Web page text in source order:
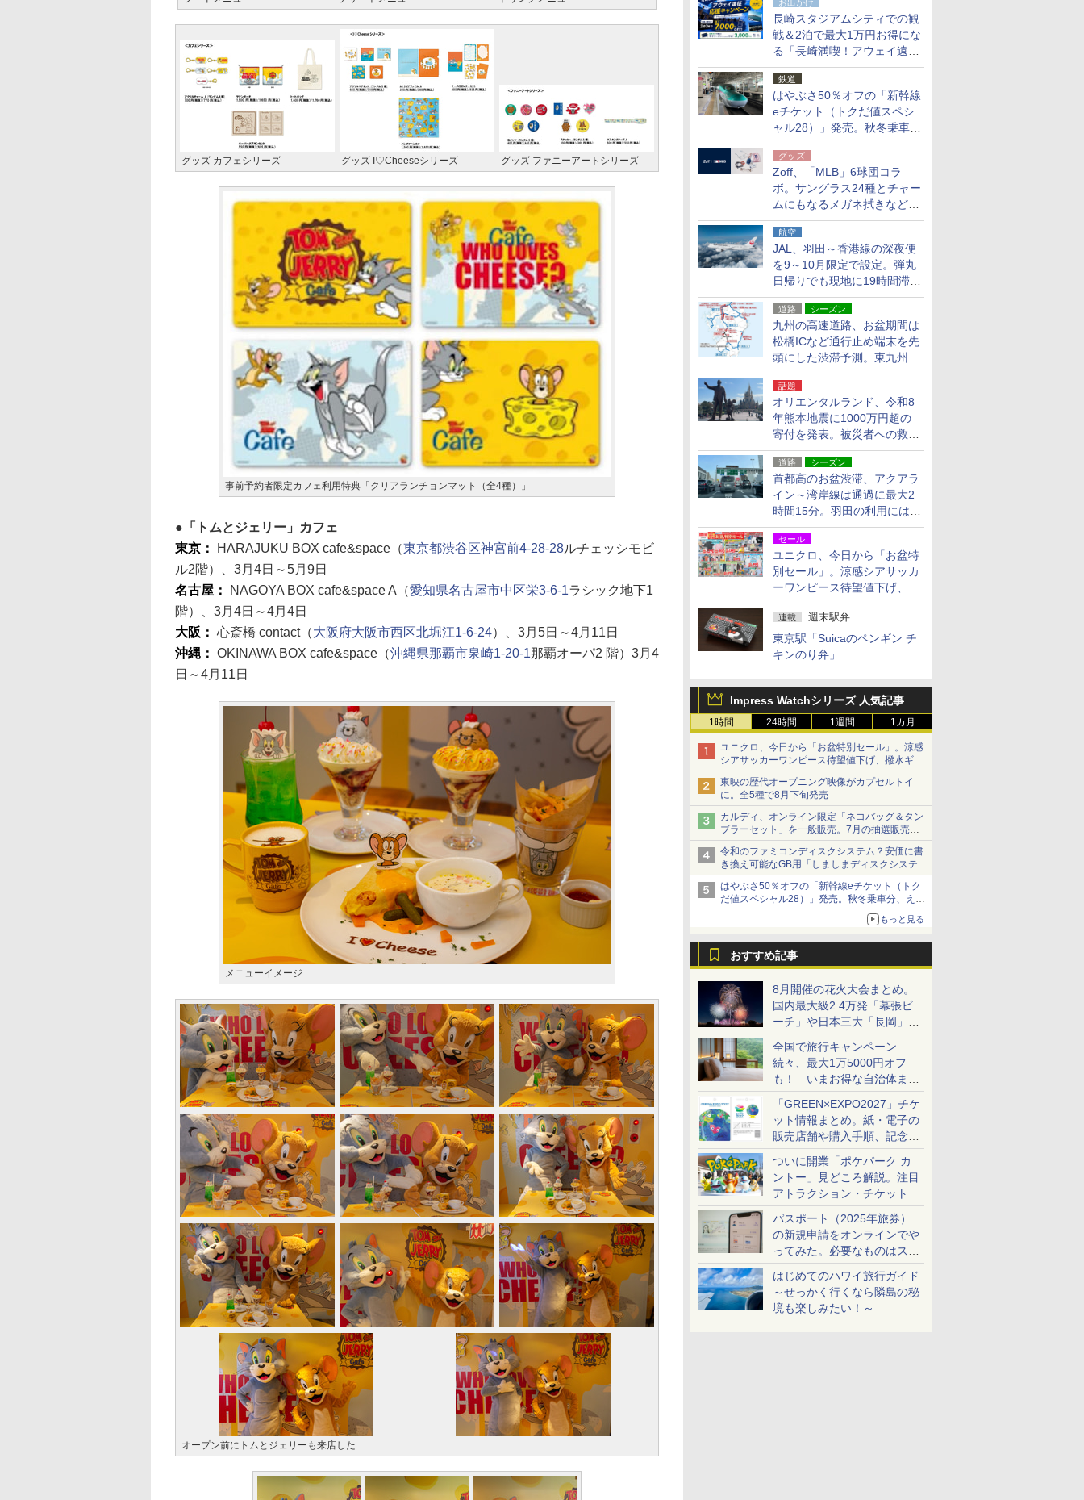
お出かけ
長崎スタジアムシティでの観
戦＆2泊で最大1万円お得にな
る「長崎満喫！アウェイ遠征
応援キャンペーン」
鉄道
はやぶさ50％オフの「新幹線
eチケット（トクだ値スペシ
ャル28）」発売。秋冬乗車
分、えきねっと限定
グッズ
Zoff、「MLB」6球団コラ
ボ。サングラス24種とチャー
ムにもなるメガネ拭きなど雑
貨24種
航空
JAL、羽田～香港線の深夜便
を9～10月限定で設定。弾丸
日帰りでも現地に19時間滞在
できる
道路 シーズン
九州の高速道路、お盆期間は
松橋ICなど通行止め端末を先
頭にした渋滞予測。東九州道
への迂回は料金調整を実施
話題
オリエンタルランド、令和8
年熊本地震に1000万円超の
寄付を発表。被災者への救援
活動・復旧支援
道路 シーズン
首都高のお盆渋滞、アクアラ
イン～湾岸線は通過に最大2
時間15分。羽田の利用には
「空港西出口」の利用検討を
セール
ユニクロ、今日から「お盆特
別セール」。涼感シアサッカ
ーワンピース待望値下げ、撥
水ギアショーツは1990円に
連載 週末駅弁
東京駅「Suicaのペンギン チ
キンのり弁」
Impress Watchシリーズ 人気記事
1時間 24時間 1週間 1カ月
ユニクロ、今日から「お盆特別セール」。涼感
シアサッカーワンピース待望値下げ、撥水ギア
ショーツは1990円に
東映の歴代オープニング映像がカプセルトイ
に。全5種で8月下旬発売
カルディ、オンライン限定「ネコバッグ＆タン
ブラーセット」を一般販売。7月の抽選販売の
当選無効分
令和のファミコンディスクシステム？安価に書
き換え可能なGB用「しましまディスクシステ
ム」
はやぶさ50％オフの「新幹線eチケット（トク
だ値スペシャル28）」発売。秋冬乗車分、えき
もっと見る
おすすめ記事
8月開催の花火大会まとめ。
国内最大級2.4万発「幕張ビ
ーチ」や日本三大「長岡」な
ど大型イベント目白押し！
全国で旅行キャンペーン
続々、最大1万5000円オフ
も！ いまお得な自治体まと
め
「GREEN×EXPO2027」チケ
ット情報まとめ。紙・電子の
販売店舗や購入手順、記念チ
ケットも解説
ついに開業「ポケパーク カ
ントー」見どころ解説。注目
アトラクション・チケット手
配・来場前に必要な準備は？
パスポート（2025年旅券）
の新規申請をオンラインでや
ってみた。必要なものはスマ
ホとマイナカードのみ
はじめてのハワイ旅行ガイド
～せっかく行くなら隣島の秘
境も楽しみたい！～
グッズ カフェシリーズ グッズ I♡Cheeseシリーズ グッズ ファニーアートシリーズ
事前予約者限定カフェ利用特典「クリアランチョンマット（全4種）」
「トムとジェリー」カフェ
東京：
HARAJUKU BOX cafe&space（東京都渋谷区神宮前4-28-28ルチェッシモビ
ル2階）、3月4日～5月9日
名古屋：
NAGOYA BOX cafe&space A（愛知県名古屋市中区栄3-6-1ラシック地下1
階）、3月4日～4月4日
大阪： 心斎橋 contact（大阪府大阪市西区北堀江1-6-24）、3月5日～4月11日
沖縄： OKINAWA BOX cafe&space（沖縄県那覇市泉崎1-20-1那覇オーパ2 階）3月4
日～4月11日
メニューイメージ
オープン前にトムとジェリーも来店した